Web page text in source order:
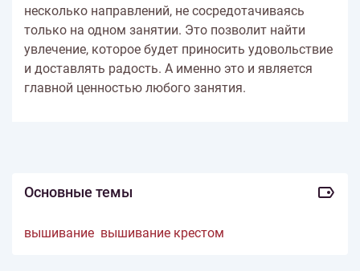
несколько направлений, не сосредотачиваясь
только на одном занятии. Это позволит найти
увлечение, которое будет приносить удовольствие
и доставлять радость. А именно это и является
главной ценностью любого занятия.
Основные темы
вышивание вышивание крестом